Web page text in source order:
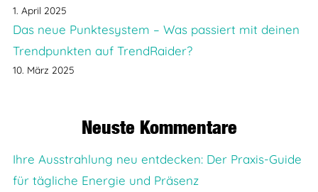
1. April 2025
Das neue Punktesystem – Was passiert mit deinen
Trendpunkten auf TrendRaider?
10. März 2025
Neuste Kommentare
Ihre Ausstrahlung neu entdecken: Der Praxis-Guide
für tägliche Energie und Präsenz